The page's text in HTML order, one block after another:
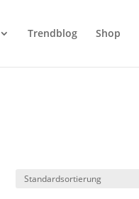
Trendblog Shop